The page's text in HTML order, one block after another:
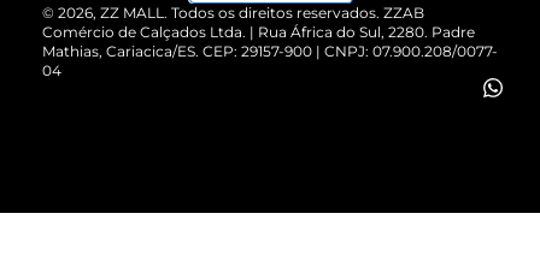
Cartão Presente
Vendas Corporativas
© 2026, ZZ MALL. Todos os direitos reservados. ZZAB
Comércio de Calçados Ltda. | Rua África do Sul, 2280. Padre
Mathias, Cariacica/ES. CEP: 29157-900 | CNPJ: 07.900.208/0077-
04